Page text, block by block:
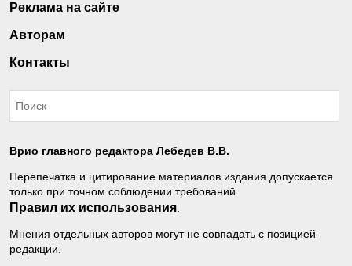
Реклама на сайте
Авторам
Контакты
Врио главного редактора Лебедев В.В.
Перепечатка и цитирование материалов издания допускается
только при точном соблюдении требований
Правил их использования
Мнения отдельных авторов могут не совпадать с позицией
редакции.